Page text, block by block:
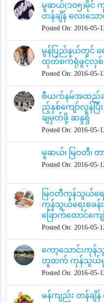
မူဆယ်(၁၀၅)မိုင်
တန်ချိန် လေးသော
Posted On: 2016-05-
မွန်ပြည်နယ်တွင်
ထုတ်စက်ရုံဖွင့်လှစ်
Posted On: 2016-05-
ဗီယက်နမ်အထည်ချု
ည့်နှစ်ကျော်လွန်ပြီ
ချမှတ်ဖို့ ဆန္ဒရှိ
Posted On: 2016-05-
မူဆယ်၊ မြဝတီ၊
Posted On: 2016-05-
မြဝတီကုန်သွယ်ရေ
ကုန်သွယ်ရေးစခန်
ခြောက်ထောင်ကျ
Posted On: 2016-05-
ကော့သောင်းကုန်
တူထက် ကုန်သွယ်မှု
Posted On: 2016-05-
မန်ကျည်း တန်ချိန်